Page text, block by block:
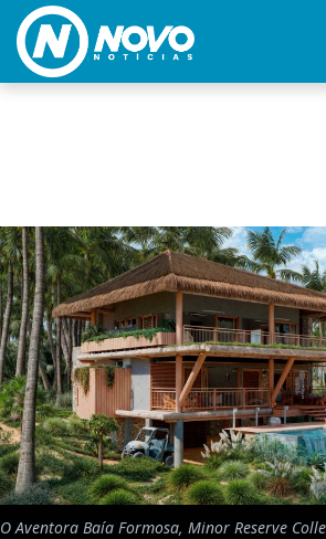
O Aventora Baía Formosa, Minor Reserve